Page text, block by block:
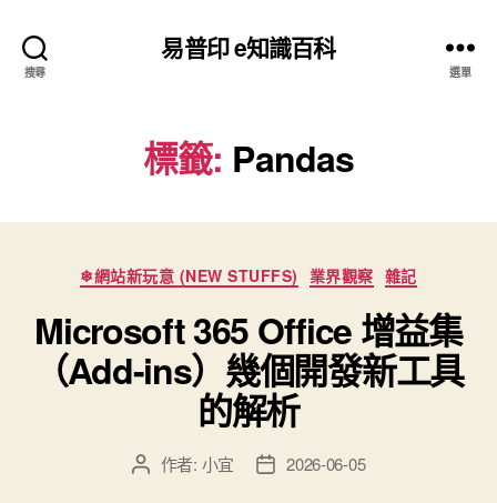
搜尋
易普印 e知識百科
選單
標籤: Pandas
分
類
❄網站新玩意 (NEW STUFFS) 業界觀察 雜記
Microsoft 365 Office 增益集
（Add-ins）幾個開發新工具
的解析
文 作者: 小宜
文 2026-06-05